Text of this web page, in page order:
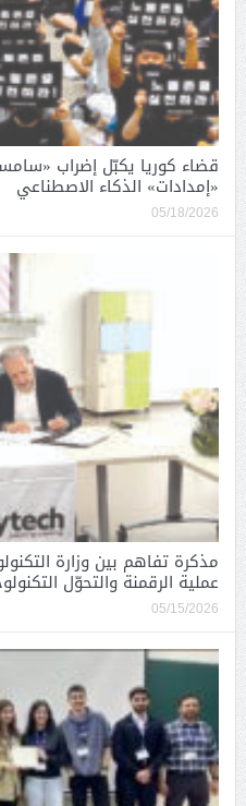
قضاء كوريا يكبّل إضراب
«إمدادات» الذكاء الاصطناعي
05/18/2026
عملية الرقمنة والتحوّل
05/15/2026